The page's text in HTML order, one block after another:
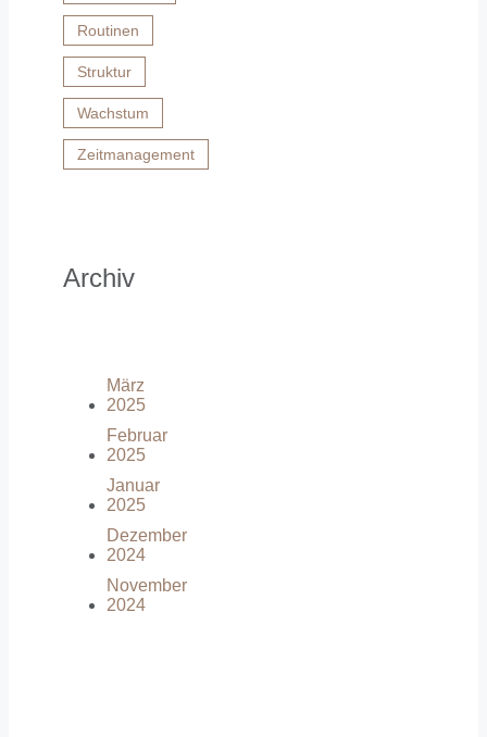
Routinen
Struktur
Wachstum
Zeitmanagement
Archiv
März
2025
Februar
2025
Januar
2025
Dezember
2024
November
2024